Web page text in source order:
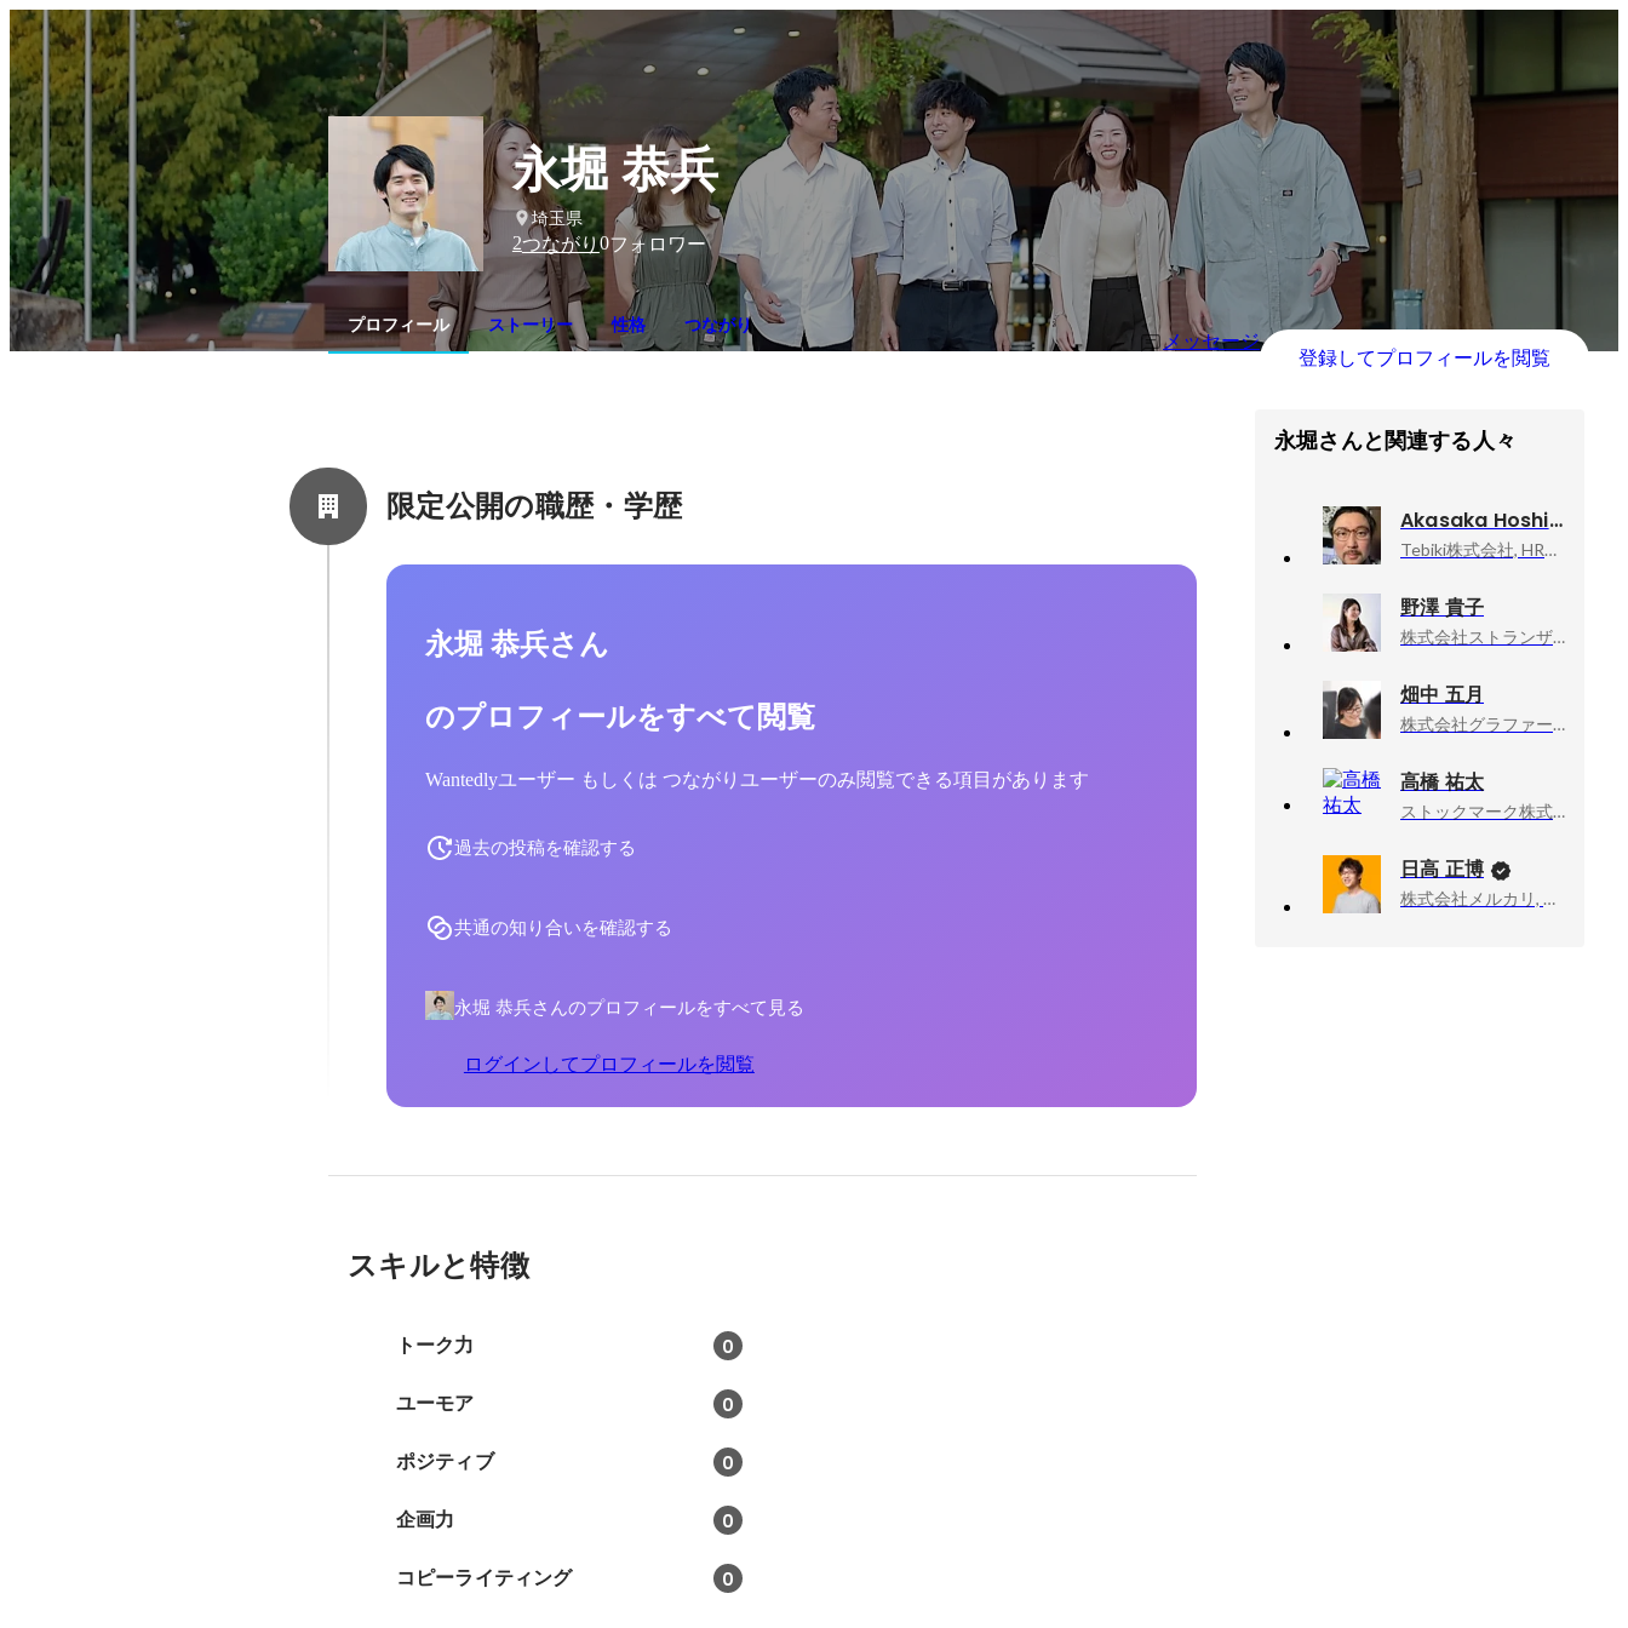
永堀 恭兵
埼玉県
2つながり0フォロワー
プロフィール ストーリー 性格 つながり
メッセージ
登録してプロフィールを閲覧
限定公開の職歴・学歴
永堀 恭兵さん
のプロフィールをすべて閲覧
Wantedlyユーザー もしくは つながりユーザーのみ閲覧できる項目があります
過去の投稿を確認する
共通の知り合いを確認する
永堀 恭兵さんのプロフィールをすべて見る
ログインしてプロフィールを閲覧
スキルと特徴
トーク力 0
ユーモア 0
ポジティブ 0
企画力 0
コピーライティング 0
永堀さんと関連する人々
Akasaka Hoshisuke
Tebiki株式会社, HRマネージャー
野澤 貴子
株式会社ストランザ, 人事部・部長
畑中 五月
株式会社グラファー, Corporate/HR
高橋 祐太
ストックマーク株式会社, HR
日高 正博
株式会社メルカリ, メルペイ エキスパート（Android）